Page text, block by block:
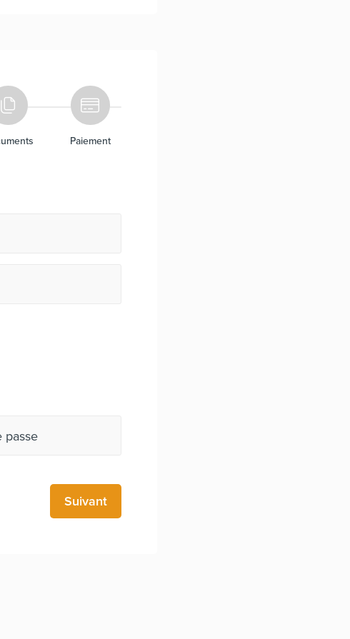
Paiement
Suivant